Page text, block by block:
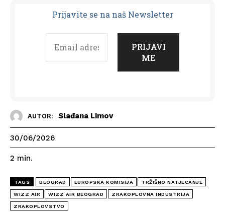
Prijavite se na naš Newsletter
AUTOR: Slađana Limov
30/06/2026
2 min.
TAGS BEOGRAD EUROPSKA KOMISIJA TRŽIŠNO NATJECANJE
WIZZ AIR WIZZ AIR BEOGRAD ZRAKOPLOVNA INDUSTRIJA
ZRAKOPLOVSTVO